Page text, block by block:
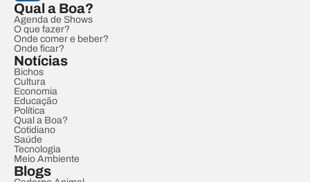
Qual a Boa?
Agenda de Shows
O que fazer?
Onde comer e beber?
Onde ficar?
Notícias
Bichos
Cultura
Economia
Educação
Política
Qual a Boa?
Cotidiano
Saúde
Tecnologia
Meio Ambiente
Blogs